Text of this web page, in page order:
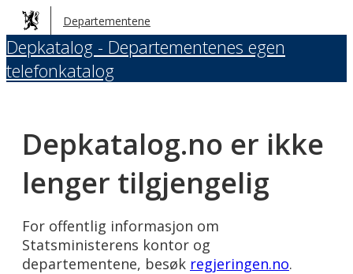
Hopp
til
hovedinnhold
Departementene
Depkatalog - Departementenes egen
telefonkatalog
Depkatalog.no er ikke
lenger tilgjengelig
For offentlig informasjon om
Statsministerens kontor og
departementene, besøk regjeringen.no.